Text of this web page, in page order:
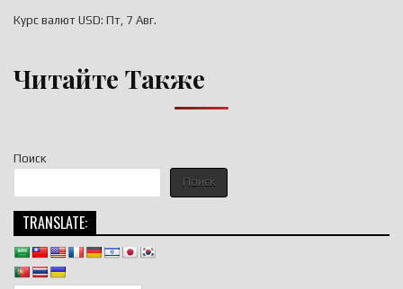
Поиск
Поиск
TRANSLATE:
Курс валют USD: Пт, 7 Авг.
Читайте Также